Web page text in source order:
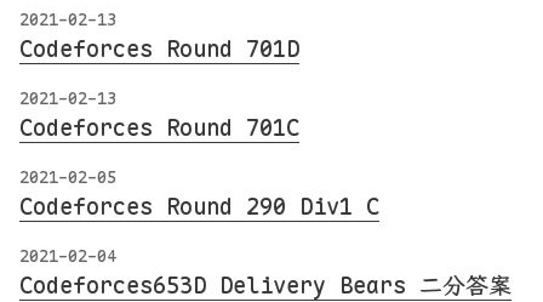
2021-02-13
Codeforces Round 701D
2021-02-13
Codeforces Round 701C
2021-02-05
Codeforces Round 290 Div1 C
2021-02-04
Codeforces653D Delivery Bears 二分答案